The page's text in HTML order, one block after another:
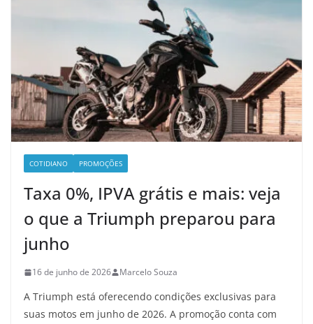
COTIDIANO PROMOÇÕES
Taxa 0%, IPVA grátis e mais: veja
o que a Triumph preparou para
junho
16 de junho de 2026 Marcelo Souza
A Triumph está oferecendo condições exclusivas para
suas motos em junho de 2026. A promoção conta com